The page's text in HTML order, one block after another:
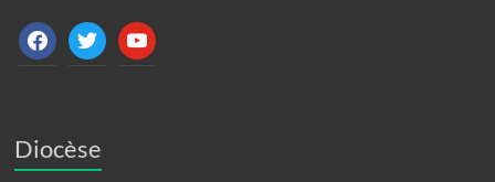
facebooktwitter youtube
Diocèse